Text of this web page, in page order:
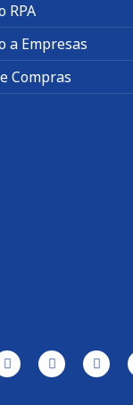
RPA
a Empresas
Compras